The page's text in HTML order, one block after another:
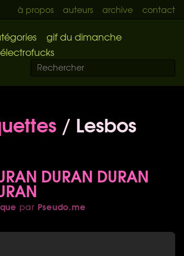
à propos auteurs archive contact
gif du dimanche
électrofucks
/ Lesbos
DURAN DURAN
par Pseudo.me